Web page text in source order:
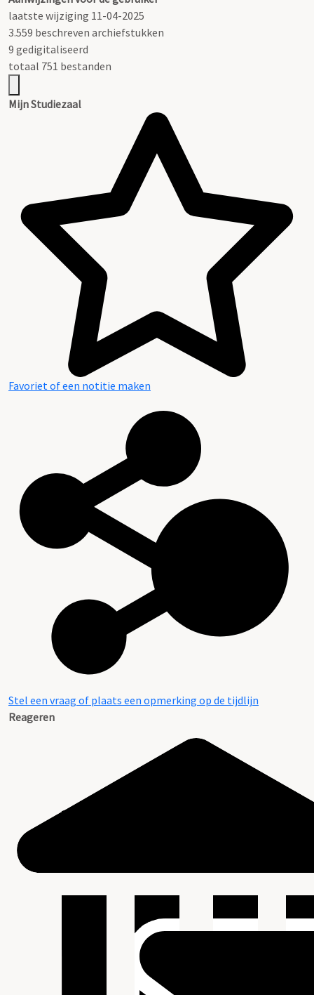
laatste wijziging 11-04-2025
3.559 beschreven archiefstukken
9 gedigitaliseerd
totaal 751 bestanden
Mijn Studiezaal
Favoriet of een notitie maken
Stel een vraag of plaats een opmerking op de tijdlijn
Reageren